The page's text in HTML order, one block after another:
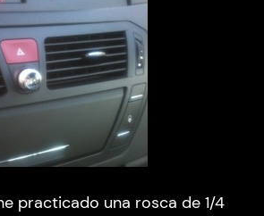
practicado una rosca de 1/4